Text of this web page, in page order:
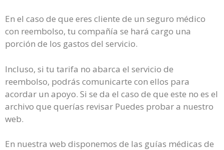
En el caso de que eres cliente de un seguro médico
con reembolso, tu compañía se hará cargo una
porción de los gastos del servicio.
Incluso, si tu tarifa no abarca el servicio de
reembolso, podrás comunicarte con ellos para
acordar un apoyo. Si se da el caso de que este no es el
archivo que querías revisar Puedes probar a nuestro
web.
En nuestra web disponemos de las guías médicas de